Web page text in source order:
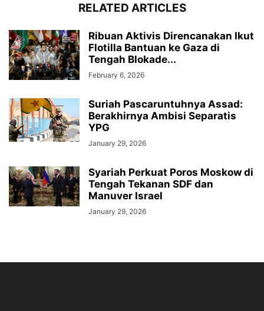
RELATED ARTICLES
Ribuan Aktivis Direncanakan Ikut
Flotilla Bantuan ke Gaza di
Tengah Blokade...
February 6, 2026
Suriah Pascaruntuhnya Assad:
Berakhirnya Ambisi Separatis
YPG
January 29, 2026
Syariah Perkuat Poros Moskow di
Tengah Tekanan SDF dan
Manuver Israel
January 29, 2026